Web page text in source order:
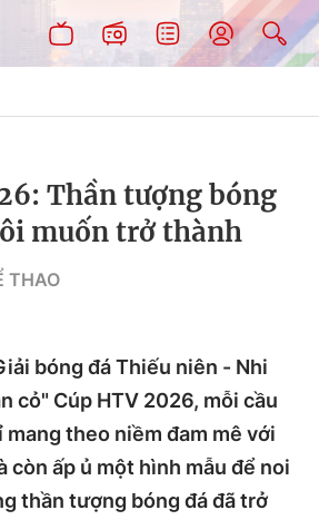
Thần tượng bóng
muốn trở thành
THAO
bóng đá Thiếu niên - Nhi
cỏ" Cúp HTV 2026, mỗi cầu
theo niềm đam mê với
còn ấp ủ một hình mẫu để noi
thần tượng bóng đá đã trở